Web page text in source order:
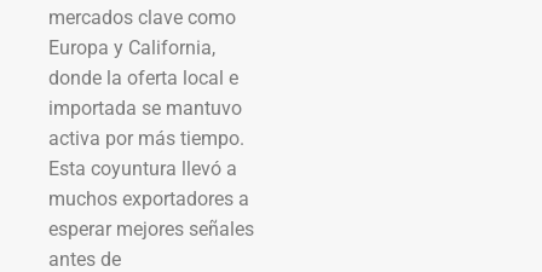
mercados clave como
Europa y California,
donde la oferta local e
importada se mantuvo
activa por más tiempo.
Esta coyuntura llevó a
muchos exportadores a
esperar mejores señales
antes de